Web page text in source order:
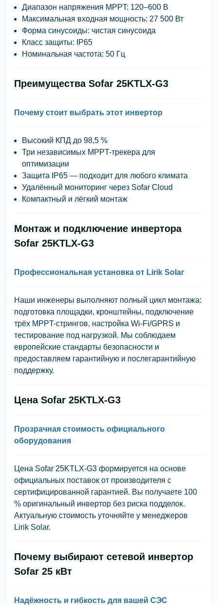
Диапазон напряжения MPPT: 120–600 В
Максимальная входная мощность: 27 500 Вт
Форма синусоиды: чистая синусоида
Класс защиты: IP65
Номинальная частота: 50 Гц
Преимущества Sofar 25KTLX-G3
Почему стоит выбрать этот инвертор
Высокий КПД до 98,5 %
Три независимых MPPT-трекера для
оптимизации
Защита IP65 — подходит для любого климата
Удалённый мониторинг через Sofar Cloud
Компактный и лёгкий монтаж
Монтаж и подключение инвертора
Sofar 25KTLX-G3
Профессиональная установка от Lirik Solar
Наши инженеры выполняют полный цикл монтажа:
подготовка площадки, кронштейны, подключение
трёх MPPT-стрингов, настройка Wi-Fi/GPRS и
тестирование под нагрузкой. Мы соблюдаем
европейские стандарты безопасности и
предоставляем гарантийную и послегарантийную
поддержку.
Цена Sofar 25KTLX-G3
Прозрачная стоимость официального
оборудования
Цена Sofar 25KTLX-G3 формируется на основе
официальных поставок от производителя с
сертифицированной гарантией. Вы получаете 100
% оригинальный инвертор без риска подделок.
Актуальную стоимость уточняйте у менеджеров
Lirik Solar.
Почему выбирают сетевой инвертор
Sofar 25 кВт
Надёжность и гибкость для вашей СЭС